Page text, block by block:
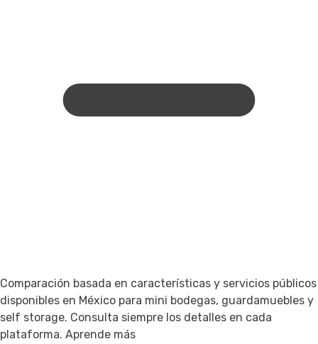
Comparación basada en características y servicios públicos
disponibles en México para mini bodegas, guardamuebles y
self storage. Consulta siempre los detalles en cada
plataforma. Aprende más